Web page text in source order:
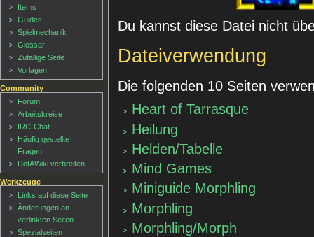
Du kannst diese Datei nicht
Dateiverwendung
Die folgenden 10 Seiten
Heart of Tarrasque
Heilung
Helden/Tabelle
Mind Games
Miniguide Morphling
Morphling
Morphling/Morph
Items
Guides
Spielmechanik
Glossar
Zufällige Seite
Vorlagen
Community
Forum
Arbeitskreise
IRC-Chat
Häufig gestellte
Fragen
DotAWiki verbreiten
Werkzeuge
Links auf diese Seite
Änderungen an
verlinkten Seiten
Spezialseiten